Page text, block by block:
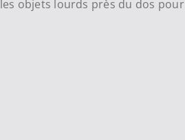
objets lourds près du dos pour